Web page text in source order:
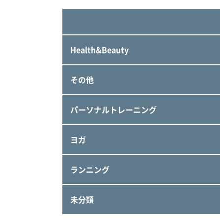
Health&Beauty
その他
パーソナルトレーニング
ヨガ
ランニング
未分類